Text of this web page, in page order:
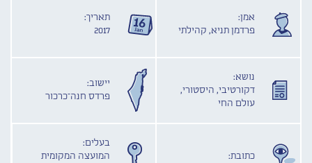
אמן:
פרדמן תניא, קהילתי
תאריך:
2017
נושא:
דקורטיבי, היסטורי,
עולם החי
יישוב:
פרדס חנה־כרכור
כתובת:
בעלים:
המועצה המקומית